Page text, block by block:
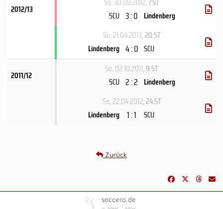
2012/13
SCU 3 : 0 Lindenberg
So, 21.04.2013, 20.ST
Lindenberg 4 : 0 SCU
2011/12
So, 02.10.2011, 9.ST
SCU 2 : 2 Lindenberg
So, 22.04.2012, 24.ST
Lindenberg 1 : 1 SCU
Zurück
soccero.de